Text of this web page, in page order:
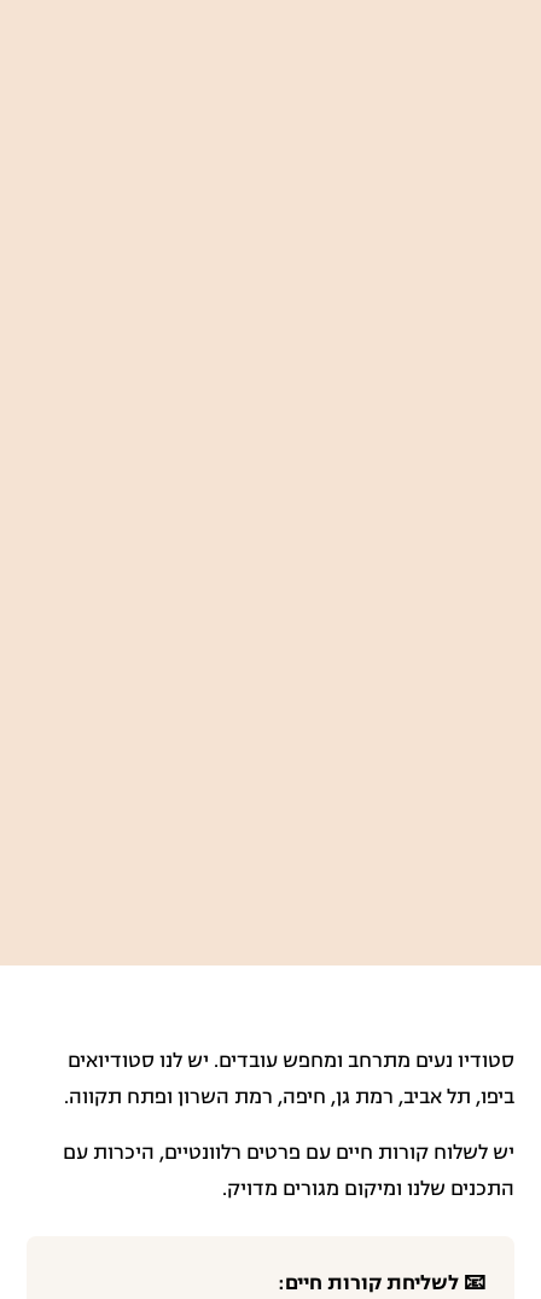
סטודיו נעים מתרחב ומחפש עובדים. יש לנו סטודיואים
ביפו, תל אביב, רמת גן, חיפה, רמת השרון ופתח תקווה.
יש לשלוח קורות חיים עם פרטים רלוונטיים, היכרות עם
התכנים שלנו ומיקום מגורים מדויק.
📧 לשליחת קורות חיים: